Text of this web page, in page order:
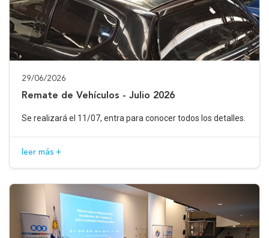
29/06/2026
Remate de Vehículos - Julio 2026
Se realizará el 11/07, entra para conocer todos los detalles.
leer más +